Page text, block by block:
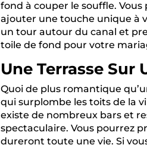
fond à couper le souffle.
ajouter une touche unique à
un tour autour du canal et
toile de fond pour votre
Une Terrasse Sur
Quoi de plus romantique
qui surplombe les toits de la
existe de nombreux bars et
spectaculaire. Vous pourrez
dureront toute une vie. Si